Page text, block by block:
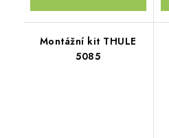
Montážní kit THULE
5085